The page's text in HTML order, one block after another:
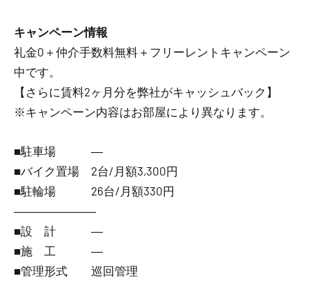
キャンペーン情報
礼金0 ＋ 仲介手数料無料 ＋ フリーレント キャンペーン
中です。
【さらに賃料2ヶ月分を弊社がキャッシュバック】
※キャンペーン内容はお部屋により異なります。
■駐車場 ―
■バイク置場 2台/月額3,300円
■駐輪場 26台/月額330円
―――――――
■設 計 ―
■施 工 ―
■管理形式 巡回管理